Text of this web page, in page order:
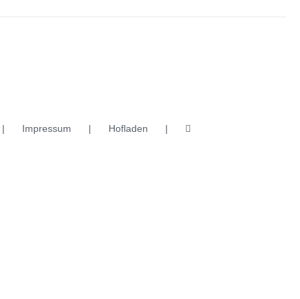
Impressum Hofladen